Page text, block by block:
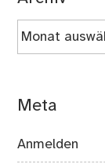
Archiv
Meta
Anmelden